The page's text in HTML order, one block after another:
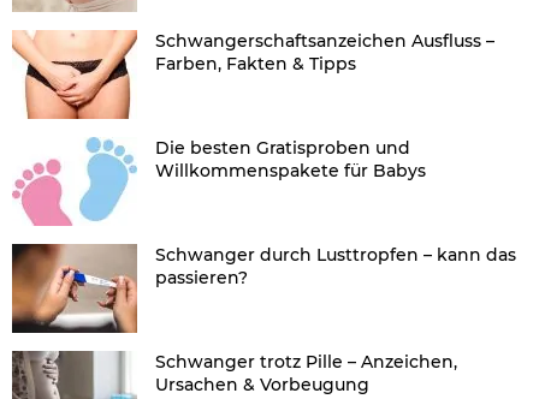
Schwangerschaftsanzeichen Ausfluss –
Farben, Fakten & Tipps
Die besten Gratisproben und
Willkommenspakete für Babys
Schwanger durch Lusttropfen – kann das
passieren?
Schwanger trotz Pille – Anzeichen,
Ursachen & Vorbeugung